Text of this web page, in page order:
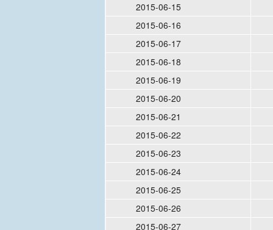
2015-06-15
2015-06-16
2015-06-17
2015-06-18
2015-06-19
2015-06-20
2015-06-21
2015-06-22
2015-06-23
2015-06-24
2015-06-25
2015-06-26
2015-06-27